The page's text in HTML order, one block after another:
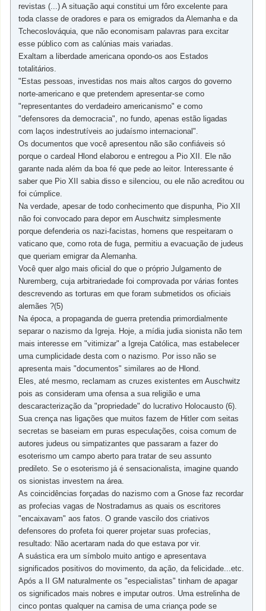
revistas (...) A situação aqui constitui um fôro excelente para
toda classe de oradores e para os emigrados da Alemanha e da
Tchecoslováquia, que não economisam palavras para excitar
esse público com as calúnias mais variadas.
Exaltam a liberdade americana opondo-os aos Estados
totalitários.
"Estas pessoas, investidas nos mais altos cargos do governo
norte-americano e que pretendem apresentar-se como
"representantes do verdadeiro americanismo" e como
"defensores da democracia", no fundo, apenas estão ligadas
com laços indestrutíveis ao judaísmo internacional".
Os documentos que você apresentou não são confiáveis só
porque o cardeal Hlond elaborou e entregou a Pio XII. Ele não
garante nada além da boa fé que pede ao leitor. Interessante é
saber que Pio XII sabia disso e silenciou, ou ele não acreditou ou
foi cúmplice.
Na verdade, apesar de todo conhecimento que dispunha, Pio XII
não foi convocado para depor em Auschwitz simplesmente
porque defenderia os nazi-facistas, homens que respeitaram o
vaticano que, como rota de fuga, permitiu a evacuação de judeus
que queriam emigrar da Alemanha.
Você quer algo mais oficial do que o próprio Julgamento de
Nuremberg, cuja arbitrariedade foi comprovada por várias fontes
descrevendo as torturas em que foram submetidos os oficiais
alemães ?(5)
Na época, a propaganda de guerra pretendia primordialmente
separar o nazismo da Igreja. Hoje, a mídia judia sionista não tem
mais interesse em "vitimizar" a Igreja Católica, mas estabelecer
uma cumplicidade desta com o nazismo. Por isso não se
apresenta mais "documentos" similares ao de Hlond.
Eles, até mesmo, reclamam as cruzes existentes em Auschwitz
pois as consideram uma ofensa a sua religião e uma
descaracterização da "propriedade" do lucrativo Holocausto (6).
Sua crença nas ligações que muitos fazem de Hitler com seitas
secretas se baseiam em puras especulações, coisa comum de
autores judeus ou simpatizantes que passaram a fazer do
esoterismo um campo aberto para tratar de seu assunto
predileto. Se o esoterismo já é sensacionalista, imagine quando
os sionistas investem na área.
As coincidências forçadas do nazismo com a Gnose faz recordar
as profecias vagas de Nostradamus as quais os escritores
"encaixavam" aos fatos. O grande vascilo dos criativos
defensores do profeta foi querer projetar suas profecias,
resultado: Não acertaram nada do que estava por vir.
A suástica era um símbolo muito antigo e apresentava
significados positivos do movimento, da ação, da felicidade...etc.
Após a II GM naturalmente os "especialistas" tinham de apagar
os significados mais nobres e imputar outros. Uma estrelinha de
cinco pontas qualquer na camisa de uma criança pode se